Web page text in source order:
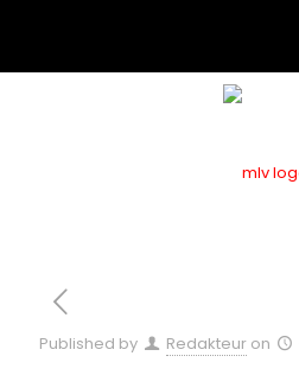
Published by Redakteur on